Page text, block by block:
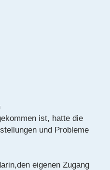
ist, hatte die
und Probleme
eigenen Zugang